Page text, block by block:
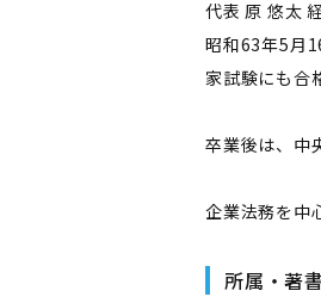
代表 原 悠太
昭和63年5月
家試験にも合
卒業後は、中
企業法務を中
所属・著